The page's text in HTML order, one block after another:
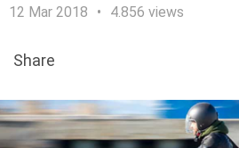
12 Mar 2018 4.856 views
LOGIN
Share